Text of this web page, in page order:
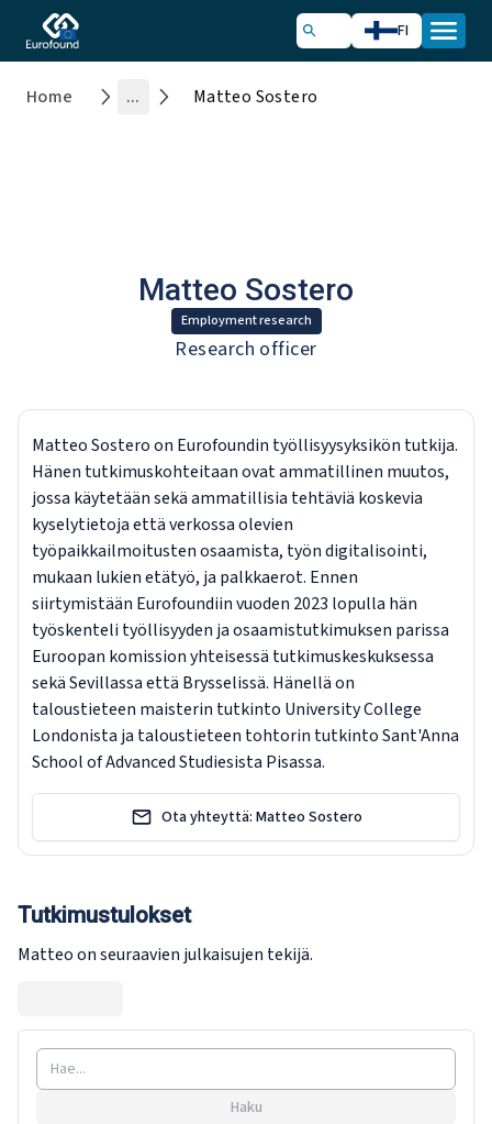
FI
Home ... Matteo Sostero
Employment research
Matteo Sostero
Research officer
Matteo Sostero on Eurofoundin työllisyysyksikön tutkija.
Hänen tutkimuskohteitaan ovat ammatillinen muutos,
jossa käytetään sekä ammatillisia tehtäviä koskevia
kyselytietoja että verkossa olevien
työpaikkailmoitusten osaamista, työn digitalisointi,
mukaan lukien etätyö, ja palkkaerot. Ennen
siirtymistään Eurofoundiin vuoden 2023 lopulla hän
työskenteli työllisyyden ja osaamistutkimuksen parissa
Euroopan komission yhteisessä tutkimuskeskuksessa
sekä Sevillassa että Brysselissä. Hänellä on
taloustieteen maisterin tutkinto University College
Londonista ja taloustieteen tohtorin tutkinto Sant'Anna
School of Advanced Studiesista Pisassa.
Ota yhteyttä: Matteo Sostero
Tutkimustulokset
Matteo on seuraavien julkaisujen tekijä.
Haku